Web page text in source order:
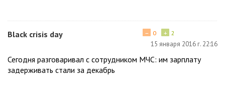
Black crisis day + 2
− 0
15 января 2016 г. 22:16
Сегодня разговаривал с сотрудником МЧС: им зарплату
задерживать стали за декабрь